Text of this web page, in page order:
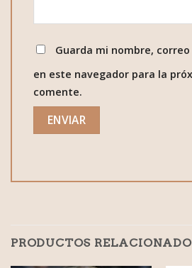
Guarda mi nombre,
en este navegador para la
comente.
PRODUCTOS